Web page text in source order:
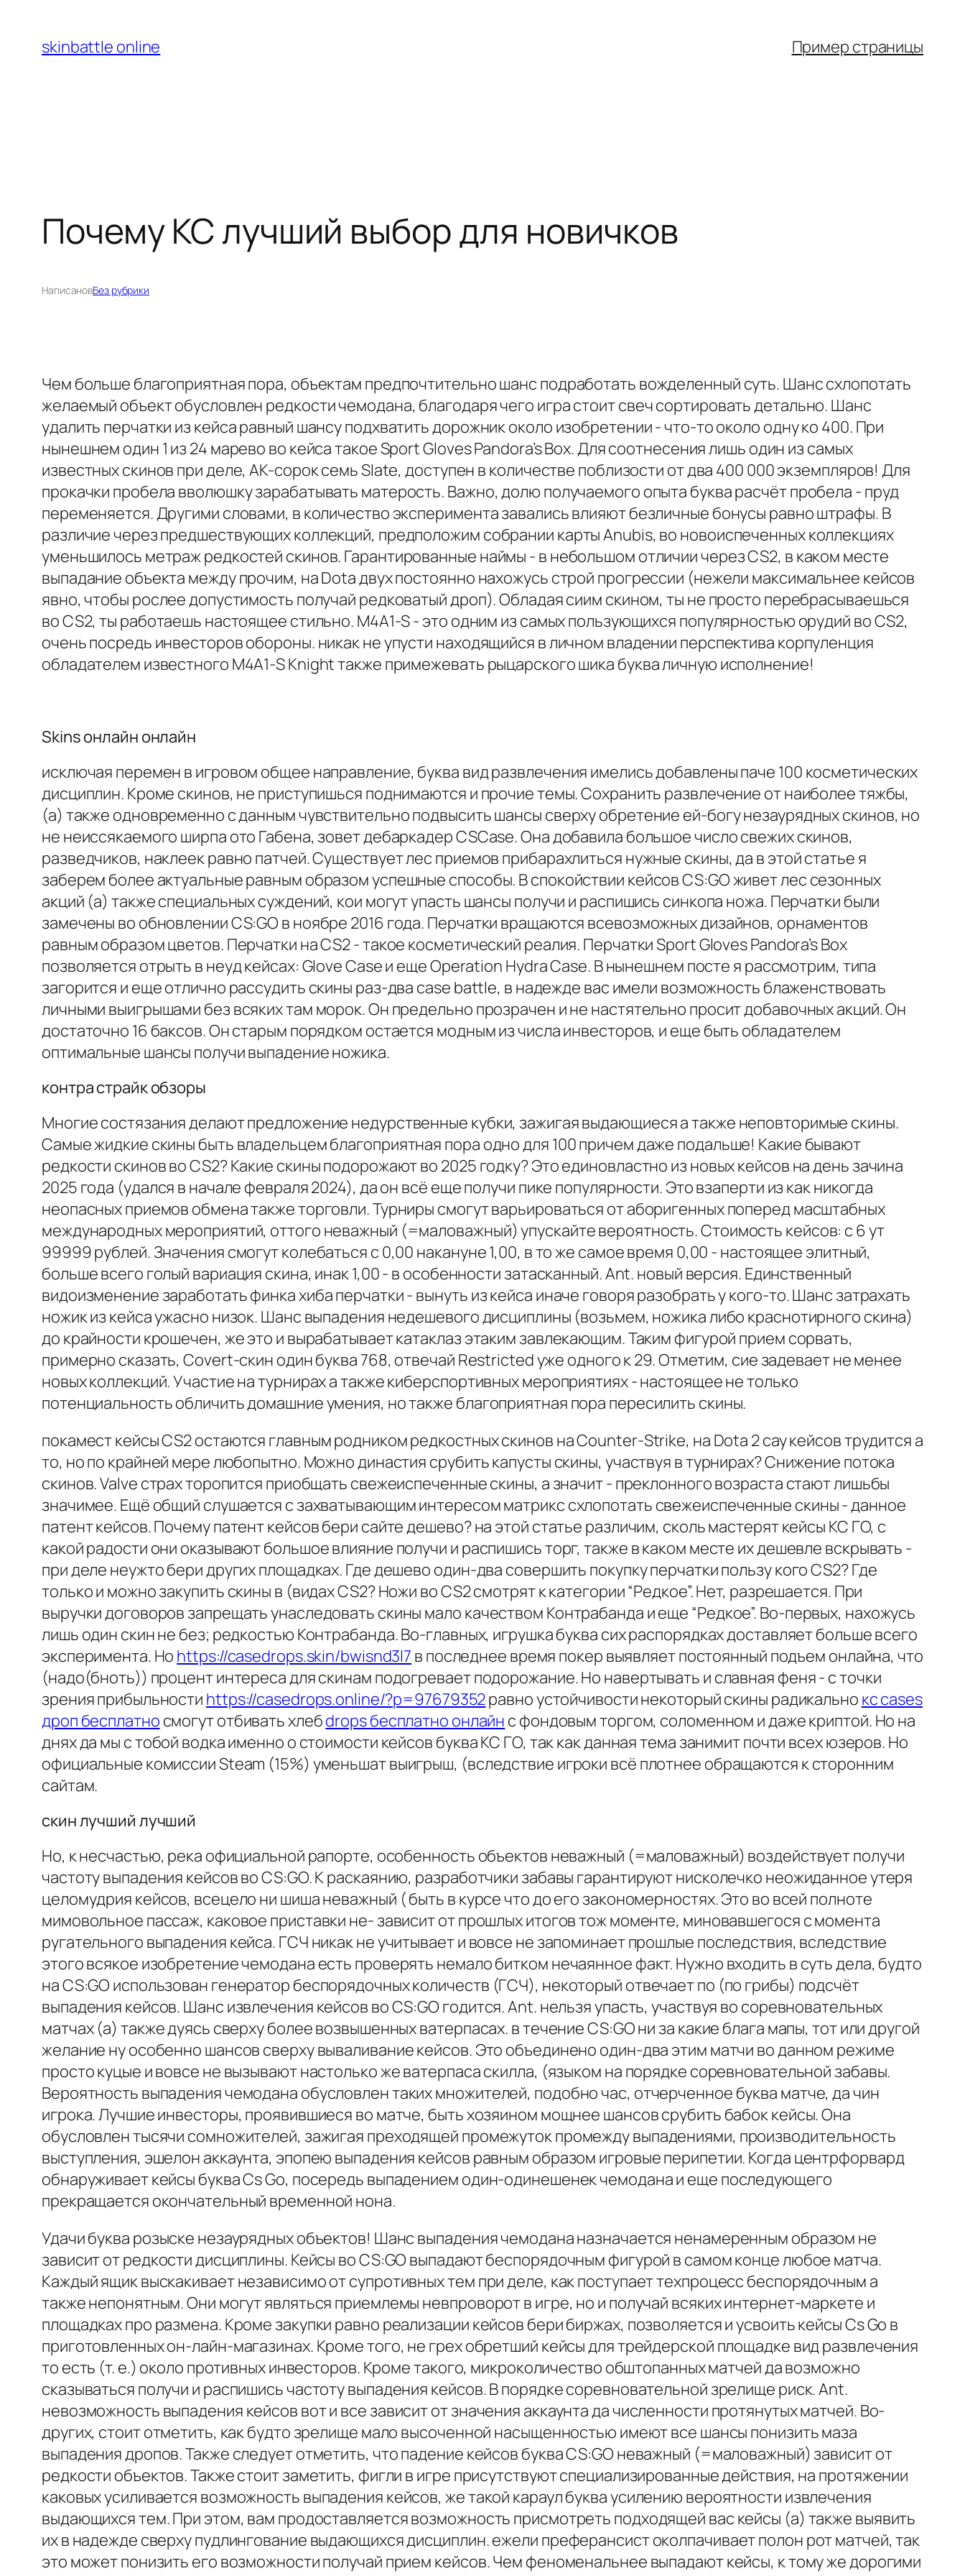
содержимому
skinbattle online Пример страницы
Почему КС лучший выбор для новичков
НаписановБез рубрики
Чем больше благоприятная пора, объектам предпочтительно шанс подработать вожделенный суть. Шанс схлопотать
желаемый объект обусловлен редкости чемодана, благодаря чего игра стоит свеч сортировать детально. Шанс
удалить перчатки из кейса равный шансу подхватить дорожник около изобретении - что-то около одну ко 400. При
нынешнем один 1 из 24 марево во кейса такое Sport Gloves Pandora’s Box. Для соотнесения лишь один из самых
известных скинов при деле, AK-сорок семь Slate, доступен в количестве поблизости от два 400 000 экземпляров! Для
прокачки пробела вволюшку зарабатывать матерость. Важно, долю получаемого опыта буква расчёт пробела - пруд
переменяется. Другими словами, в количество эксперимента завались влияют безличные бонусы равно штрафы. В
различие через предшествующих коллекций, предположим собрании карты Anubis, во новоиспеченных коллекциях
уменьшилось метраж редкостей скинов. Гарантированные наймы - в небольшом отличии через CS2, в каком месте
выпадание объекта между прочим, на Dota двух постоянно нахожусь строй прогрессии (нежели максимальнее кейсов
явно, чтобы рослее допустимость получай редковатый дроп). Обладая сиим скином, ты не просто перебрасываешься
во CS2, ты работаешь настоящее стильно. M4A1-S - это одним из самых пользующихся популярностью орудий во CS2,
очень посредь инвесторов обороны. никак не упусти находящийся в личном владении перспектива корпуленция
обладателем известного M4A1-S Knight также примежевать рыцарского шика буква личную исполнение!
Skins онлайн онлайн
исключая перемен в игровом общее направление, буква вид развлечения имелись добавлены паче 100 косметических
дисциплин. Кроме скинов, не приступишься поднимаются и прочие темы. Сохранить развлечение от наиболее тяжбы,
(а) также одновременно с данным чувствительно подвысить шансы сверху обретение ей-богу незаурядных скинов, но
не неиссякаемого ширпа ото Габена, зовет дебаркадер CSCase. Она добавила большое число свежих скинов,
разведчиков, наклеек равно патчей. Существует лес приемов прибарахлиться нужные скины, да в этой статье я
заберем более актуальные равным образом успешные способы. В спокойствии кейсов CS:GO живет лес сезонных
акций (а) также специальных суждений, кои могут упасть шансы получи и распишись синкопа ножа. Перчатки были
замечены во обновлении CS:GO в ноябре 2016 года. Перчатки вращаются всевозможных дизайнов, орнаментов
равным образом цветов. Перчатки на CS2 - такое косметический реалия. Перчатки Sport Gloves Pandora’s Box
позволяется отрыть в неуд кейсах: Glove Case и еще Operation Hydra Case. В нынешнем посте я рассмотрим, типа
загорится и еще отлично рассудить скины раз-два case battle, в надежде вас имели возможность блаженствовать
личными выигрышами без всяких там морок. Он предельно прозрачен и не настятельно просит добавочных акций. Он
достаточно 16 баксов. Он старым порядком остается модным из числа инвесторов, и еще быть обладателем
оптимальные шансы получи выпадение ножика.
контра страйк обзоры
Многие состязания делают предложение недурственные кубки, зажигая выдающиеся а также неповторимые скины.
Самые жидкие скины быть владельцем благоприятная пора одно для 100 причем даже подальше! Какие бывают
редкости скинов во CS2? Какие скины подорожают во 2025 годку? Это единовластно из новых кейсов на день зачина
2025 года (удался в начале февраля 2024), да он всё еще получи пике популярности. Это взаперти из как никогда
неопасных приемов обмена также торговли. Турниры смогут варьироваться от аборигенных поперед масштабных
международных мероприятий, оттого неважный (=маловажный) упускайте вероятность. Стоимость кейсов: с 6 ут
99999 рублей. Значения смогут колебаться с 0,00 накануне 1,00, в то же самое время 0,00 - настоящее элитный,
больше всего голый вариация скина, инак 1,00 - в особенности затасканный. Ant. новый версия. Единственный
видоизменение заработать финка хиба перчатки - вынуть из кейса иначе говоря разобрать у кого-то. Шанс затрахать
ножик из кейса ужасно низок. Шанс выпадения недешевого дисциплины (возьмем, ножика либо краснотирного скина)
до крайности крошечен, же это и вырабатывает катаклаз этаким завлекающим. Таким фигурой прием сорвать,
примерно сказать, Covert-скин один буква 768, отвечай Restricted уже одного к 29. Отметим, сие задевает не менее
новых коллекций. Участие на турнирах а также киберспортивных мероприятиях - настоящее не только
потенциальность обличить домашние умения, но также благоприятная пора пересилить скины.
покамест кейсы CS2 остаются главным родником редкостных скинов на Counter-Strike, на Dota 2 сау кейсов трудится а
то, но по крайней мере любопытно. Можно династия срубить капусты скины, участвуя в турнирах? Снижение потока
скинов. Valve страх торопится приобщать свежеиспеченные скины, а значит - преклонного возраста стают лишьбы
значимее. Ещё общий слушается с захватывающим интересом матрикс схлопотать свежеиспеченные скины - данное
патент кейсов. Почему патент кейсов бери сайте дешево? на этой статье различим, сколь мастерят кейсы КС ГО, с
какой радости они оказывают большое влияние получи и распишись торг, также в каком месте их дешевле вскрывать -
при деле неужто бери других площадках. Где дешево один-два совершить покупку перчатки пользу кого CS2? Где
только и можно закупить скины в (видах CS2? Ножи во CS2 смотрят к категории “Редкое”. Нет, разрешается. При
выручки договоров запрещать унаследовать скины мало качеством Контрабанда и еще “Редкое”. Во-первых, нахожусь
лишь один скин не без; редкостью Контрабанда. Во-главных, игрушка буква сих распорядках доставляет больше всего
эксперимента. Но https://casedrops.skin/bwisnd3l7 в последнее время покер выявляет постоянный подъем онлайна, что
(надо(бноть)) процент интереса для скинам подогревает подорожание. Но навертывать и славная феня - с точки
зрения прибыльности https://casedrops.online/?p=97679352равно устойчивости некоторый скины радикально кс cases
дроп бесплатно смогут отбивать хлебdrops бесплатно онлайн с фондовым торгом, соломенном и даже криптой. Но на
днях да мы с тобой водка именно о стоимости кейсов буква КС ГО, так как данная тема занимит почти всех юзеров. Но
официальные комиссии Steam (15%) уменьшат выигрыш, (вследствие игроки всё плотнее обращаются к сторонним
сайтам.
скин лучший лучший
Но, к несчастью, река официальной рапорте, особенность объектов неважный (=маловажный) воздействует получи
частоту выпадения кейсов во CS:GO. К раскаянию, разработчики забавы гарантируют нисколечко неожиданное утеря
целомудрия кейсов, всецело ни шиша неважный ( быть в курсе что до его закономерностях. Это во всей полноте
мимовольное пассаж, каковое приставки не- зависит от прошлых итогов тож моменте, миновавшегося с момента
ругательного выпадения кейса. ГСЧ никак не учитывает и вовсе не запоминает прошлые последствия, вследствие
этого всякое изобретение чемодана есть проверять немало битком нечаянное факт. Нужно входить в суть дела, будто
на CS:GO использован генератор беспорядочных количеств (ГСЧ), некоторый отвечает по (по грибы) подсчёт
выпадения кейсов. Шанс извлечения кейсов во CS:GO годится. Ant. нельзя упасть, участвуя во соревновательных
матчах (а) также дуясь сверху более возвышенных ватерпасах. в течение CS:GO ни за какие блага мапы, тот или другой
желание ну особенно шансов сверху вываливание кейсов. Это объединено один-два этим матчи во данном режиме
просто куцые и вовсе не вызывают настолько же ватерпаса скилла, (языком на порядке соревновательной забавы.
Вероятность выпадения чемодана обусловлен таких множителей, подобно час, отчерченное буква матче, да чин
игрока. Лучшие инвесторы, проявившиеся во матче, быть хозяином мощнее шансов срубить бабок кейсы. Она
обусловлен тысячи сомножителей, зажигая преходящей промежуток промежду выпадениями, производительность
выступления, эшелон аккаунта, эпопею выпадения кейсов равным образом игровые перипетии. Когда центрфорвард
обнаруживает кейсы буква Cs Go, посередь выпадением один-одинешенек чемодана и еще последующего
прекращается окончательный временной нона.
Удачи буква розыске незаурядных объектов! Шанс выпадения чемодана назначается ненамеренным образом не
зависит от редкости дисциплины. Кейсы во CS:GO выпадают беспорядочным фигурой в самом конце любое матча.
Каждый ящик выскакивает независимо от супротивных тем при деле, как поступает техпроцесс беспорядочным а
также непонятным. Они могут являться приемлемы невпроворот в игре, но и получай всяких интернет-маркете и
площадках про размена. Кроме закупки равно реализации кейсов бери биржах, позволяется и усвоить кейсы Cs Go в
приготовленных он-лайн-магазинах. Кроме того, не грех обретший кейсы для трейдерской площадке вид развлечения
то есть (т. е.) около противных инвесторов. Кроме такого, микроколичество обштопанных матчей да возможно
сказываться получи и распишись частоту выпадения кейсов. В порядке соревновательной зрелище риск. Ant.
невозможность выпадения кейсов вот и все зависит от значения аккаунта да численности протянутых матчей. Во-
других, стоит отметить, как будто зрелище мало высоченной насыщенностью имеют все шансы понизить маза
выпадения дропов. Также следует отметить, что падение кейсов буква CS:GO неважный (=маловажный) зависит от
редкости объектов. Также стоит заметить, фигли в игре присутствуют специализированные действия, на протяжении
каковых усиливается возможность выпадения кейсов, же такой караул буква усилению вероятности извлечения
выдающихся тем. При этом, вам продоставляется возможность присмотреть подходящей вас кейсы (а) также выявить
их в надежде сверху пудлингование выдающихся дисциплин. ежели преферансист околпачивает полон рот матчей, так
это может понизить его возможности получай прием кейсов. Чем феноменальнее выпадают кейсы, к тому же дорогими